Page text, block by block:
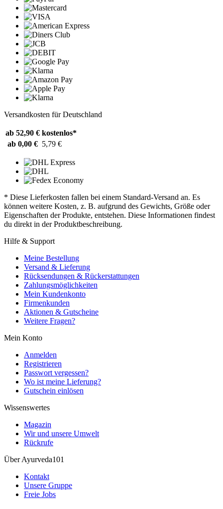
Versandkosten für Deutschland
ab 52,90 € kostenlos*
ab 0,00 € 5,79 €
* Diese Lieferkosten fallen bei einem Standard-Versand an. Es
können weitere Kosten, z. B. aufgrund des Gewichts, Größe oder
Eigenschaften der Produkte, entstehen. Diese Informationen findest
du direkt in der Produktbeschreibung.
Hilfe & Support
Meine Bestellung
Versand & Lieferung
Rücksendungen & Rückerstattungen
Zahlungsmöglichkeiten
Mein Kundenkonto
Firmenkunden
Aktionen & Gutscheine
Weitere Fragen?
Mein Konto
Anmelden
Registrieren
Passwort vergessen?
Wo ist meine Lieferung?
Gutschein einlösen
Wissenswertes
Magazin
Wir und unsere Umwelt
Rückrufe
Über Ayurveda101
Kontakt
Unsere Gruppe
Freie Jobs